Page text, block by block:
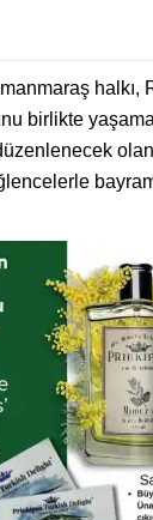
halkı,
birlikte
olan